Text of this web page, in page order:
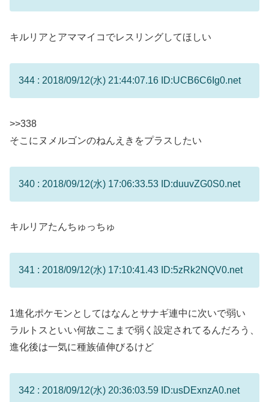
キルリアとアママイコでレスリングしてほしい
344 : 2018/09/12(水) 21:44:07.16 ID:UCB6C6Ig0.net
>>338
そこにヌメルゴンのねんえきをプラスしたい
340 : 2018/09/12(水) 17:06:33.53 ID:duuvZG0S0.net
キルリアたんちゅっちゅ
341 : 2018/09/12(水) 17:10:41.43 ID:5zRk2NQV0.net
1進化ポケモンとしてはなんとサナギ連中に次いで弱い
ラルトスといい何故ここまで弱く設定されてるんだろう、
進化後は一気に種族値伸びるけど
342 : 2018/09/12(水) 20:36:03.59 ID:usDExnzA0.net